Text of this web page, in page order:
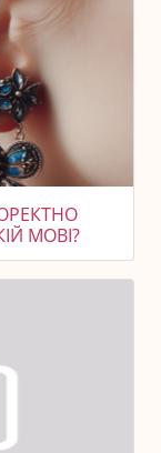
МОВІ?